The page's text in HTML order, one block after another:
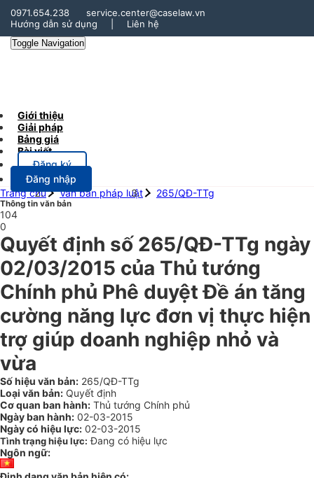
0971.654.238
service.center@caselaw.vn
Hướng dẫn sử dụng
Liên hệ
Toggle Navigation
Giới thiệu
Giải pháp
Bảng giá
Bài viết
Đăng ký
Đăng nhập
Trang chủ
Văn bản pháp luật 265/QĐ-TTg
Thông tin văn bản
104
0
Quyết định số 265/QĐ-TTg ngày
02/03/2015 của Thủ tướng
Chính phủ Phê duyệt Đề án tăng
cường năng lực đơn vị thực hiện
trợ giúp doanh nghiệp nhỏ và
vừa
Số hiệu văn bản: 265/QĐ-TTg
Loại văn bản: Quyết định
Cơ quan ban hành: Thủ tướng Chính phủ
Ngày ban hành: 02-03-2015
Ngày có hiệu lực: 02-03-2015
Tình trạng hiệu lực: Đang có hiệu lực
Ngôn ngữ: